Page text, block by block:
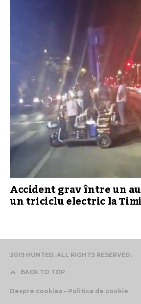
Accident grav între un
un triciclu electric la
2019 HUNTED. ALL RIGHTS RESERVED.
BACK TO TOP
Despre cookies – Politica de cookie